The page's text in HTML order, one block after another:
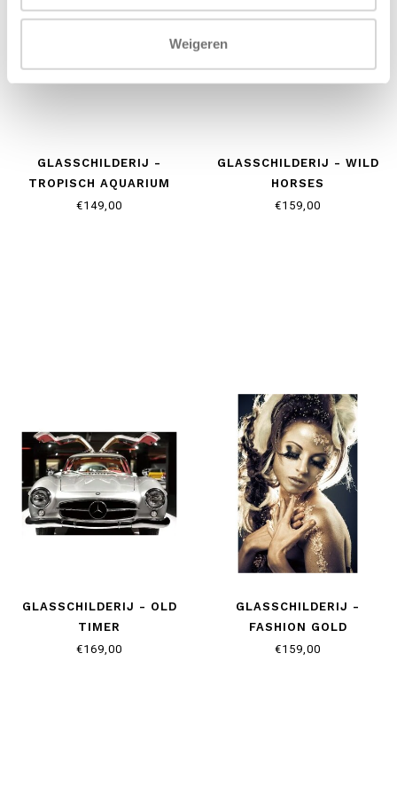
Weigeren
GLASSCHILDERIJ -
TROPISCH AQUARIUM
€149,00
GLASSCHILDERIJ - WILD
HORSES
€159,00
GLASSCHILDERIJ - OLD
TIMER
€169,00
GLASSCHILDERIJ -
FASHION GOLD
€159,00